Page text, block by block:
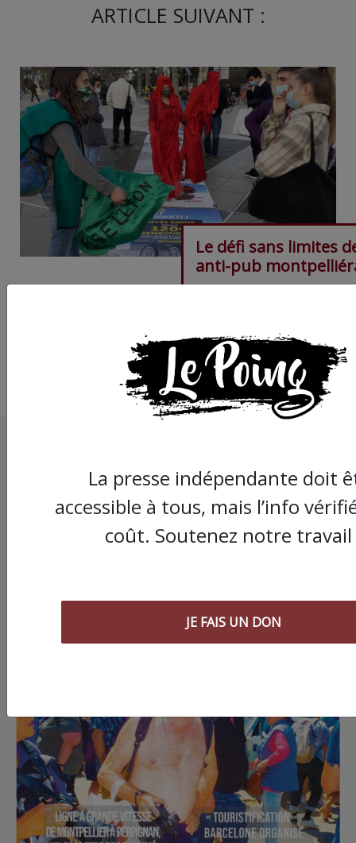
ARTICLE SUIVANT :
Le défi sans limites
anti-pub
La presse indépendante doit
accessible à tous, mais l’info
coût. Soutenez notre travail
JE FAIS UN DON